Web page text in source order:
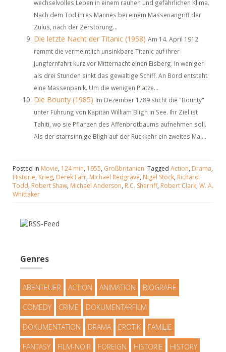
wechselvolles Leben in einem rauhen und gefährlichen Klima.
Nach dem Tod ihres Mannes bei einem Massenangriff der
Zulus, nach der Zerstörung...
Die letzte Nacht der Titanic (1958) Am 14. April 1912
rammt die vermeintlich unsinkbare Titanic auf ihrer
Jungfernfahrt kurz vor Mitternacht einen Eisberg. In weniger
als drei Stunden sinkt das gewaltige Schiff. An Bord entsteht
eine Massenpanik. Um die wenigen Plätze...
Die Bounty (1985) Im Dezember 1789 sticht die "Bounty"
unter Führung von Kapitän William Bligh in See. Ihr Ziel ist
Tahiti, wo sie Pflanzen des Affenbrotbaums aufnehmen soll.
Als der starrsinnige Bligh auf der Rückkehr ein zweites Mal...
Posted in Movie, 124 min, 1955, Großbritanien Tagged Action, Drama,
Historie, Krieg, Derek Farr, Michael Redgrave, Nigel Stock, Richard
Todd, Robert Shaw, Michael Anderson, R.C. Sherriff, Robert Clark, W. A.
Whittaker
Genres
ABENTEUER ACTION ANIMATION BIOGRAFIE
COMEDY CRIME DOKUMENTARFILM
DOKUMENTATION DRAMA EROTIK FAMILIE
FANTASY FILM-NOIR FOREIGN HISTORIE HISTORY